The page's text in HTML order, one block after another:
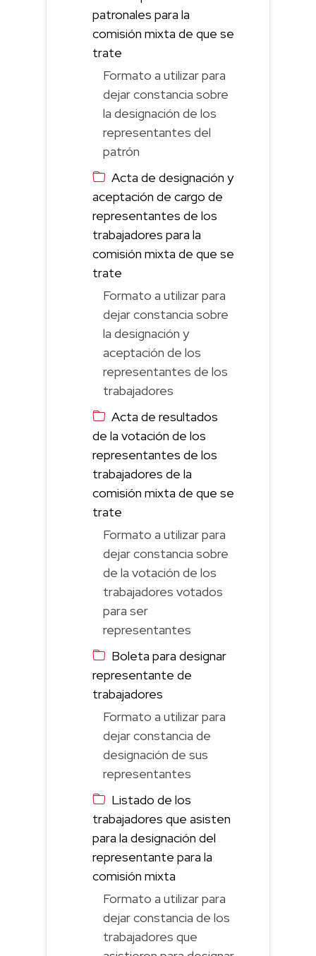
patronales para la
comisión mixta de que se
trate
Formato a utilizar para
dejar constancia sobre
la designación de los
representantes del
patrón
Acta de designación y
aceptación de cargo de
representantes de los
trabajadores para la
comisión mixta de que se
trate
Formato a utilizar para
dejar constancia sobre
la designación y
aceptación de los
representantes de los
trabajadores
Acta de resultados
de la votación de los
representantes de los
trabajadores de la
comisión mixta de que se
trate
Formato a utilizar para
dejar constancia sobre
de la votación de los
trabajadores votados
para ser
representantes
Boleta para designar
representante de
trabajadores
Formato a utilizar para
dejar constancia de
designación de sus
representantes
Listado de los
trabajadores que asisten
para la designación del
representante para la
comisión mixta
Formato a utilizar para
dejar constancia de los
trabajadores que